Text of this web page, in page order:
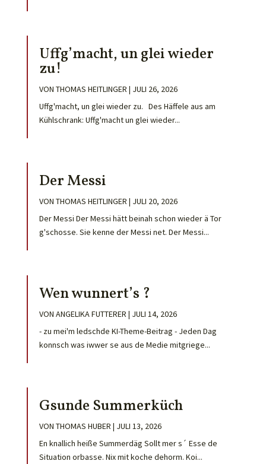
Uffg’macht, un glei wieder
zu!
VON THOMAS HEITLINGER | JULI 26, 2026
Uffg'macht, un glei wieder zu. Des Häffele aus am
Kühlschrank: Uffg'macht un glei wieder...
Der Messi
VON THOMAS HEITLINGER | JULI 20, 2026
Der Messi Der Messi hätt beinah schon wieder ä Tor
g'schosse. Sie kenne der Messi net. Der Messi...
Wen wunnert’s ?
VON ANGELIKA FUTTERER | JULI 14, 2026
- zu mei'm ledschde KI-Theme-Beitrag - Jeden Dag
konnsch was iwwer se aus de Medie mitgriege...
Gsunde Summerküch
VON THOMAS HUBER | JULI 13, 2026
En knallich heiße Summerdäg Sollt mer s´ Esse de
Situation orbasse. Nix mit koche dehorm. Koi...